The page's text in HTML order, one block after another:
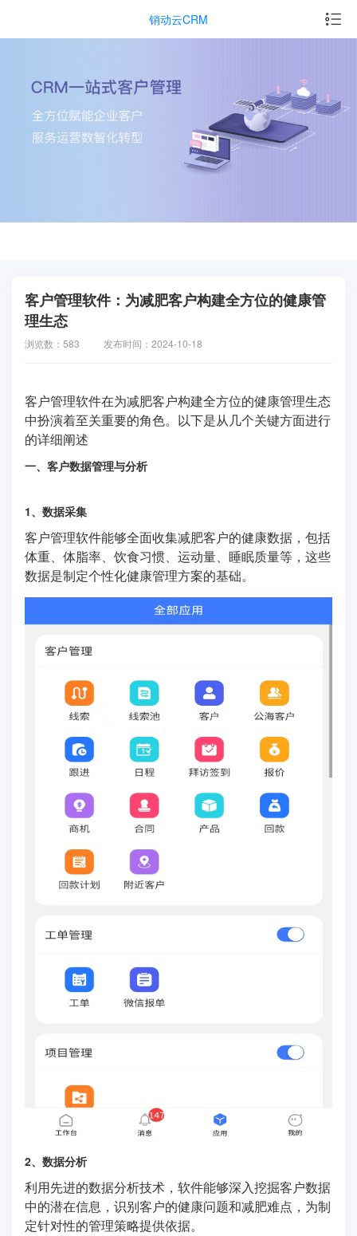
销动云CRM
客户管理软件：为减肥客户构建全方位的健康管
理生态
浏览数：583 发布时间：2024-10-18
客户管理软件在为减肥客户构建全方位的健康管理生态
中扮演着至关重要的角色。以下是从几个关键方面进行
的详细阐述
一、客户数据管理与分析
1、数据采集
客户管理软件能够全面收集减肥客户的健康数据，包括
体重、体脂率、饮食习惯、运动量、睡眠质量等，这些
数据是制定个性化健康管理方案的基础。
2、数据分析
利用先进的数据分析技术，软件能够深入挖掘客户数据
中的潜在信息，识别客户的健康问题和减肥难点，为制
定针对性的管理策略提供依据。